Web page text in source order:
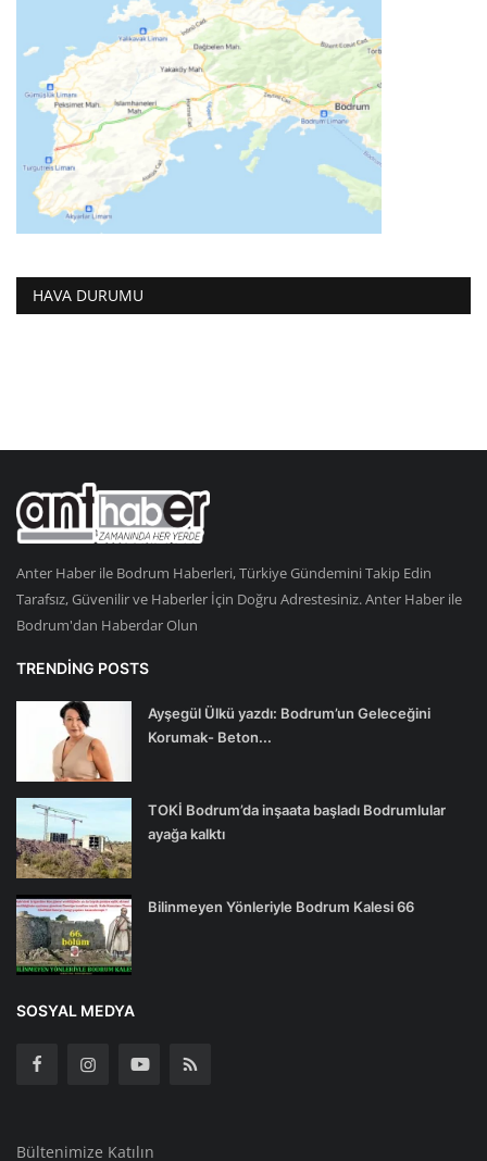
HAVA DURUMU
Anter Haber ile Bodrum Haberleri, Türkiye Gündemini Takip Edin
Tarafsız, Güvenilir ve Haberler İçin Doğru Adrestesiniz. Anter Haber ile
Bodrum'dan Haberdar Olun
TRENDING POSTS
Ayşegül Ülkü yazdı: Bodrum’un Geleceğini
Korumak- Beton...
TOKİ Bodrum’da inşaata başladı Bodrumlular
ayağa kalktı
Bilinmeyen Yönleriyle Bodrum Kalesi 66
SOSYAL MEDYA
Bültenimize Katılın